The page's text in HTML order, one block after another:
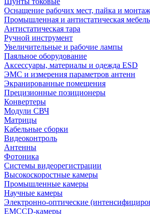
Оснащение рабочих мест, пайка и монтаж
Промышленная и антистатическая мебель
Антистатическая тара
Ручной инструмент
Увеличительные и рабочие лампы
Паяльное оборудование
Аксессуары, материалы и одежда ESD
ЭМС и измерения параметров антенн
Экранированные помещения
Прецизионные позиционеры
Конвертеры
Модули СВЧ
Матрицы
Кабельные сборки
Видеоконтроль
Антенны
Фотоника
Cистемы видеорегистрации
Высокоскоростные камеры
Промышленные камеры
Научные камеры
Электронно-оптические
EMCCD-камеры